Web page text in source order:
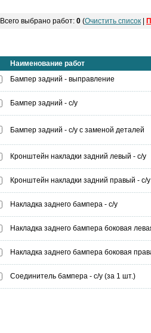
Всего выбрано работ: 0 (Очистить список |
Наименование работ
Бампер задний - выправление
Бампер задний - с/у
Бампер задний - с/у с заменой деталей
Кронштейн накладки задний левый - с/у
Кронштейн накладки задний правый - с/у
Накладка заднего бампера - с/у
Накладка заднего бампера боковая
Накладка заднего бампера боковая
Соединитель бампера - с/у (за 1 шт.)